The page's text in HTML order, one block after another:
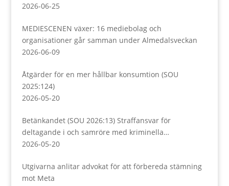
2026-06-25
MEDIESCENEN växer: 16 mediebolag och
organisationer går samman under Almedalsveckan
2026-06-09
Åtgärder för en mer hållbar konsumtion (SOU
2025:124)
2026-05-20
Betänkandet (SOU 2026:13) Straffansvar för
deltagande i och samröre med kriminella
sammanslutningar
2026-05-20
Utgivarna anlitar advokat för att förbereda stämning
mot Meta